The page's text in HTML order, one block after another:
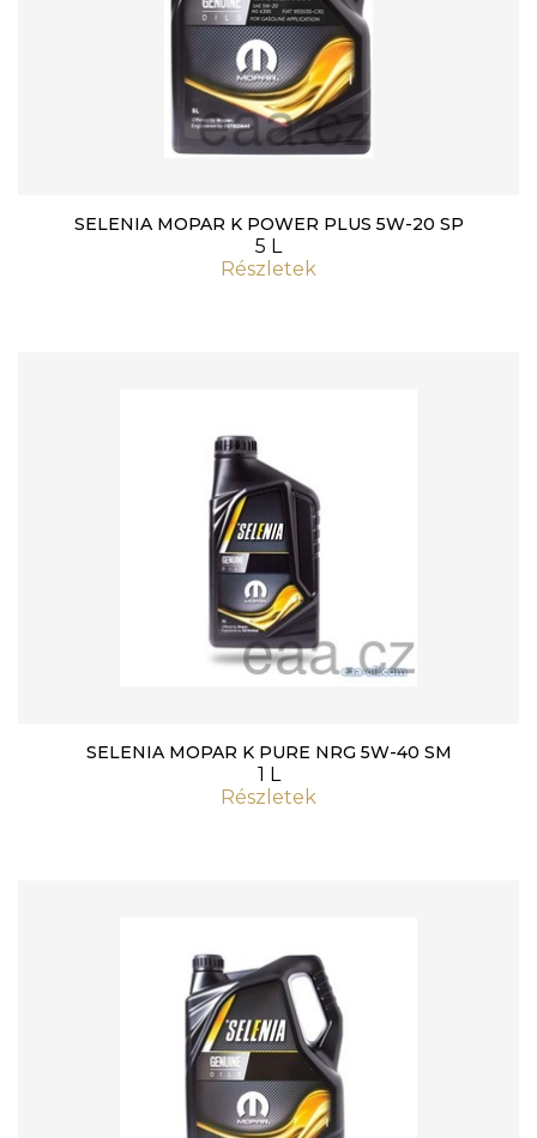
SELENIA MOPAR K POWER PLUS 5W-20 SP
5 L
Részletek
SELENIA MOPAR K PURE NRG 5W-40 SM
1 L
Részletek